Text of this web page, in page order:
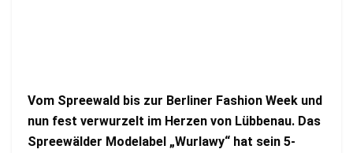
Vom Spreewald bis zur Berliner Fashion Week und
nun fest verwurzelt im Herzen von Lübbenau. Das
Spreewälder Modelabel „Wurlawy“ hat sein 5-